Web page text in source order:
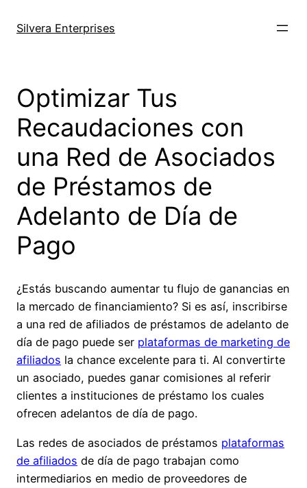
Silvera Enterprises
Optimizar Tus
Recaudaciones con
una Red de Asociados
de Préstamos de
Adelanto de Día de
Pago
¿Estás buscando aumentar tu flujo de ganancias en
la mercado de financiamiento? Si es así, inscribirse
a una red de afiliados de préstamos de adelanto de
día de pago puede ser plataformas de marketing de
afiliados la chance excelente para ti. Al convertirte
un asociado, puedes ganar comisiones al referir
clientes a instituciones de préstamo los cuales
ofrecen adelantos de día de pago.
Las redes de asociados de préstamos plataformas
de afiliados de día de pago trabajan como
intermediarios en medio de proveedores de